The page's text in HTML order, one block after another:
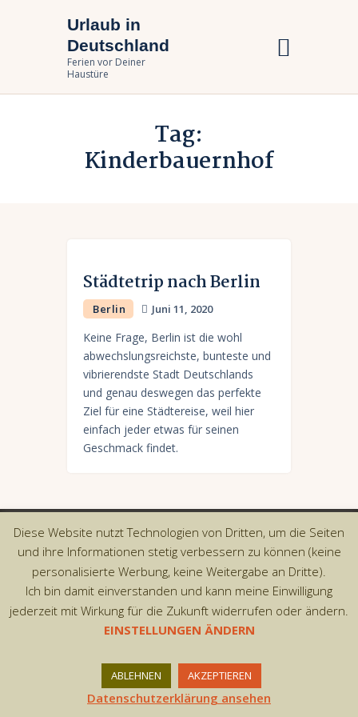
Urlaub in
Deutschland
Ferien vor Deiner
Haustüre
Tag:
Kinderbauernhof
Urlaub in Deutschland
Ferien vor Deiner Haustüre
Bundesländer
Urlaubsarten
Städtetrip nach Berlin
Berlin Juni 11, 2020
Keine Frage, Berlin ist die wohl
abwechslungsreichste, bunteste und
vibrierendste Stadt Deutschlands
und genau deswegen das perfekte
Ziel für eine Städtereise, weil hier
einfach jeder etwas für seinen
Geschmack findet.
Copyright © 2026 by AxiomThemes. All rights
reserved.
Diese Website nutzt Technologien von Dritten, um die Seiten
und ihre Informationen stetig verbessern zu können (keine
personalisierte Werbung, keine Weitergabe an Dritte).
Ich bin damit einverstanden und kann meine Einwilligung
jederzeit mit Wirkung für die Zukunft widerrufen oder ändern.
EINSTELLUNGEN ÄNDERN
ABLEHNEN AKZEPTIEREN
Datenschutzerklärung ansehen